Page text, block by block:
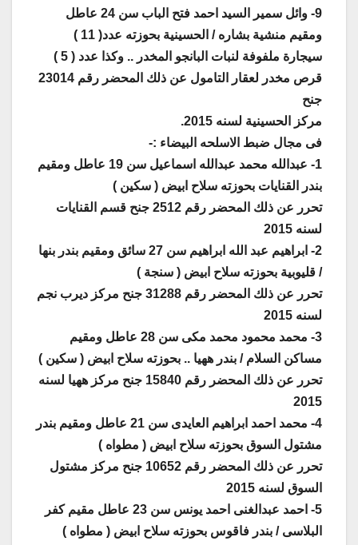
9- وائل سمير السيد احمد فتح الباب سن 24 عاطل
ومقيم منشية بشاره / الحسينية بحوزته عدد( 11 )
سيجارة ملفوفة لنبات البانجو المخدر .. وكذا عدد ( 5 )
قرص مخدر لعقار التامول عن ذلك المحضر رقم 23014
جنح
مركز الحسينية لسنه 2015.
فى مجال ضبط الاسلحه البيضاء :-
1- عبدالله محمد عبدالله اسماعيل سن 19 عاطل ومقيم
بندر القنايات بحوزته سلاح ابيض ( سكين )
تحرر عن ذلك المحضر رقم 2512 جنح قسم القنايات
لسنه 2015
2- ابراهيم عبد الله ابراهيم سن 27 سائق ومقيم بندر بنها
/ قليوبية بحوزته سلاح ابيض ( سنجة )
تحرر عن ذلك المحضر رقم 31288 جنح مركز ديرب نجم
لسنه 2015
3- محمد محمود محمد مكى سن 28 عاطل ومقيم
مساكن السلام / بندر ههيا .. بحوزته سلاح ابيض ( سكين )
تحرر عن ذلك المحضر رقم 15840 جنح مركز ههيا لسنه
2015
4- محمد احمد ابراهيم العايدى سن 21 عاطل ومقيم بندر
مشتول السوق بحوزته سلاح ابيض ( مطواه )
تحرر عن ذلك المحضر رقم 10652 جنح مركز مشتول
السوق لسنه 2015
5- احمد عبدالغنى احمد يونس سن 23 عاطل مقيم كفر
البلاسى / بندر فاقوس بحوزته سلاح ابيض ( مطواه )